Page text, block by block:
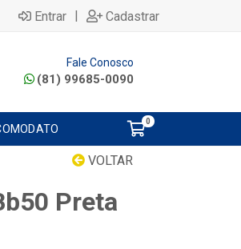
Entrar | Cadastrar
Fale Conosco
(81) 99685-0090
0
VOLTAR
Preta